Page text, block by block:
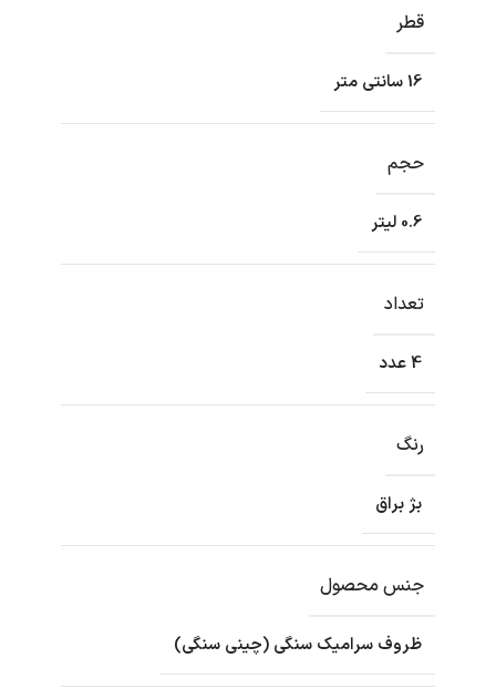
قطر
16 سانتی متر
حجم
0.6 لیتر
تعداد
4 عدد
رنگ
بژ براق
جنس محصول
ظروف سرامیک سنگی (چینی سنگی)